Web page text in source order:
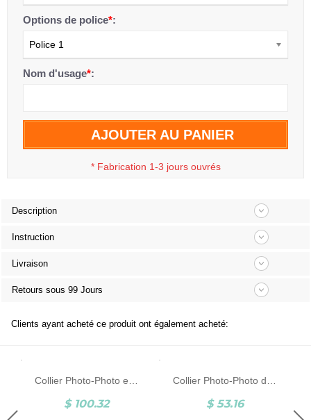
Options de police*:
Police 1
Nom d'usage*:
AJOUTER AU PANIER
* Fabrication 1-3 jours ouvrés
Description
Instruction
Livraison
Retours sous 99 Jours
Clients ayant acheté ce produit ont également acheté:
$ 100.32 $ 53.16